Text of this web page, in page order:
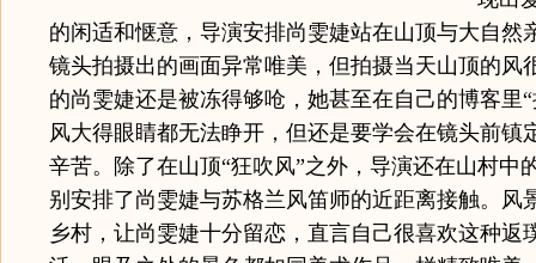
的闲适和惬意，导演安排尚雯婕站在山顶与大自然
镜头拍摄出的画面异常唯美，但拍摄当天山顶的风
的尚雯婕还是被冻得够呛，她甚至在自己的博客里
风大得眼睛都无法睁开，但还是要学会在镜头前镇
辛苦。除了在山顶“狂吹风”之外，导演还在山村中
别安排了尚雯婕与苏格兰风笛师的近距离接触。风
乡村，让尚雯婕十分留恋，直言自己很喜欢这种返